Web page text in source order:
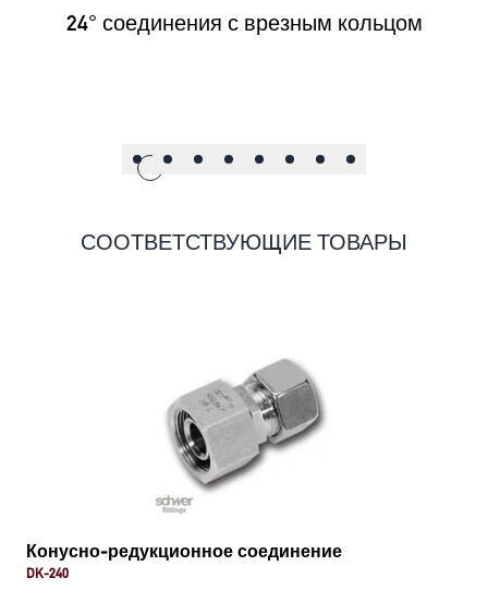
24° соединения с врезным кольцом
СООТВЕТСТВУЮЩИЕ ТОВАРЫ
Конусно-редукционное соединение
DK-240